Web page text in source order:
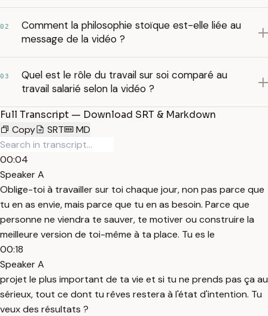
02
Comment la philosophie stoïque est-elle liée au
message de la vidéo ?
03
Quel est le rôle du travail sur soi comparé au
travail salarié selon la vidéo ?
Full Transcript — Download SRT & Markdown
Copy
SRT MD
00:04
Speaker A
Oblige-toi à travailler sur toi chaque jour, non pas parce que
tu en as envie, mais parce que tu en as besoin. Parce que
personne ne viendra te sauver, te motiver ou construire la
meilleure version de toi-même à ta place. Tu es le
00:18
Speaker A
projet le plus important de ta vie et si tu ne prends pas ça au
sérieux, tout ce dont tu rêves restera à l'état d'intention. Tu
veux des résultats ?